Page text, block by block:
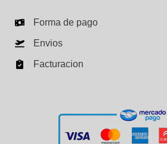
Forma de pago
Envios
Facturacion